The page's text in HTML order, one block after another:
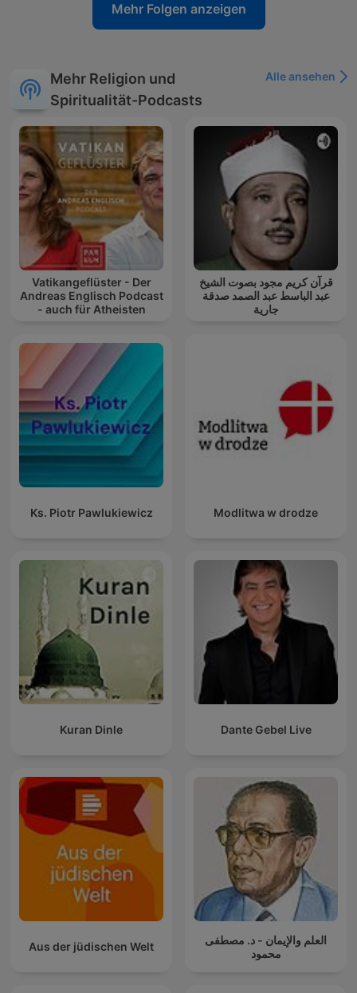
Mehr Folgen anzeigen
Mehr Religion und
Spiritualität-Podcasts
Alle ansehen
Vatikangeflüster - Der
Andreas Englisch Podcast
- auch für Atheisten
قرآن كريم مجود بصوت الشيخ
عبد الباسط عبد الصمد صدقة
جارية
Ks. Piotr Pawlukiewicz Modlitwa w drodze
Kuran Dinle Dante Gebel Live
Aus der jüdischen Welt
العلم والإيمان - د. مصطفى
محمود